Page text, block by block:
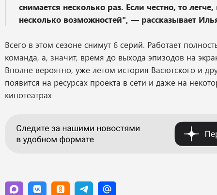
снимается несколько раз. Если честно, то легче,
несколько возможностей", — рассказывает
Всего в этом сезоне снимут 6 серий. Работает
команда, а, значит, время до выхода эпизодов на
Вполне вероятно, уже летом история Васютского и
появится на ресурсах проекта в сети и даже на
кинотеатрах.